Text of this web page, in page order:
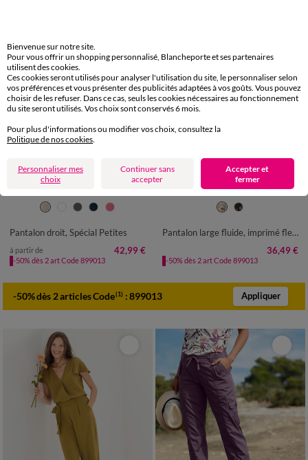
Spécial Petites
36 40 42 44
Pantalon droit, Spécial Petites
à partir de 42,99 €
-50% dès 2 art Code 899013
40 42 44
Pantalon large fluide, imprimé fleuri
36,49 €
-50% dès 2 art Code 899013
-50% dès 2 articles Code(1) :899013 Appliquer
Bienvenue sur notre site.
Pour vous offrir un shopping personnalisé, Blancheporte et ses partenaires
utilisent des cookies.
Ces cookies seront utilisés pour analyser l'utilisation du site, le personnaliser selon
vos préférences et vous présenter des publicités adaptées à vos goûts. Vous pouvez
choisir de les refuser. Dans ce cas, seuls les cookies nécessaires au fonctionnement
du site seront utilisés. Vos choix sont conservés 6 mois.
Pour plus d'informations ou modifier vos choix, consultez la
Politique de nos cookies.
Personnaliser mes
choix
Continuer sans
accepter
Accepter et
fermer